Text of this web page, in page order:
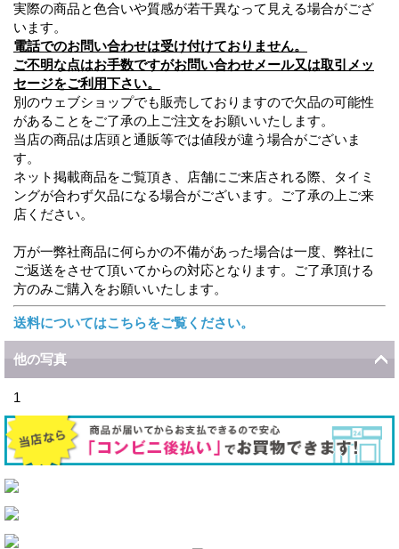
実際の商品と色合いや質感が若干異なって見える場合がござ
います。
電話でのお問い合わせは受け付けておりません。
ご不明な点はお手数ですがお問い合わせメール又は取引メッ
セージをご利用下さい。
別のウェブショップでも販売しておりますので欠品の可能性
があることをご了承の上ご注文をお願いいたします。
当店の商品は店頭と通販等では値段が違う場合がございま
す。
ネット掲載商品をご覧頂き、店舗にご来店される際、タイミ
ングが合わず欠品になる場合がございます。ご了承の上ご来
店ください。
万が一弊社商品に何らかの不備があった場合は一度、弊社に
ご返送をさせて頂いてからの対応となります。ご了承頂ける
方のみご購入をお願いいたします。
送料についてはこちらをご覧ください。
他の写真
1